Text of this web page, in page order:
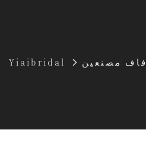
Yiaibridal